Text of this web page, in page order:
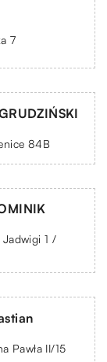
7
84B
1 /
Pawła II/15